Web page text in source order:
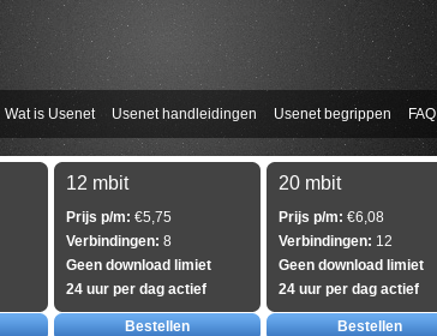
Wat is Usenet Usenet handleidingen Usenet begrippen FAQ
12 mbit
Prijs p/m: €5,75
Verbindingen: 8
Geen download limiet
24 uur per dag actief
Bestellen
20 mbit
Prijs p/m: €6,08
Verbindingen: 12
Geen download limiet
24 uur per dag actief
Bestellen